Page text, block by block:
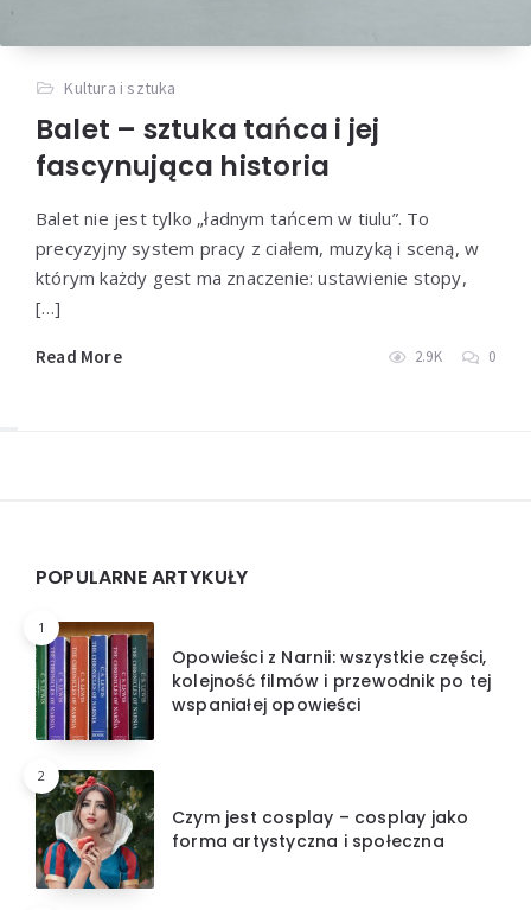
Kultura i sztuka
Balet – sztuka tańca i jej
fascynująca historia
Balet nie jest tylko „ładnym tańcem w tiulu”. To
precyzyjny system pracy z ciałem, muzyką i sceną, w
którym każdy gest ma znaczenie: ustawienie stopy,
[…]
Read More 2.9K 0
POPULARNE ARTYKUŁY
1
Opowieści z Narnii: wszystkie części,
kolejność filmów i przewodnik po tej
wspaniałej opowieści
2
Czym jest cosplay – cosplay jako
forma artystyczna i społeczna